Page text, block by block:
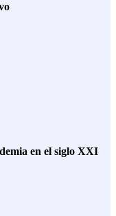
en el siglo XXI